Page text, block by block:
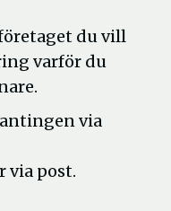
du vill
varför du
via
via post.